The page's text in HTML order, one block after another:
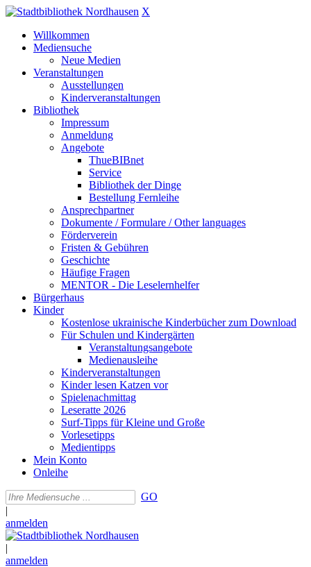
X
Willkommen
Mediensuche
Neue Medien
Veranstaltungen
Ausstellungen
Kinderveranstaltungen
Bibliothek
Impressum
Anmeldung
Angebote
ThueBIBnet
Service
Bibliothek der Dinge
Bestellung Fernleihe
Ansprechpartner
Dokumente / Formulare / Other languages
Förderverein
Fristen & Gebühren
Geschichte
Häufige Fragen
MENTOR - Die Leselernhelfer
Bürgerhaus
Kinder
Kostenlose ukrainische Kinderbücher zum Download
Für Schulen und Kindergärten
Veranstaltungsangebote
Medienausleihe
Kinderveranstaltungen
Kinder lesen Katzen vor
Spielenachmittag
Leseratte 2026
Surf-Tipps für Kleine und Große
Vorlesetipps
Medientipps
Mein Konto
Onleihe
GO
|
anmelden
|
anmelden